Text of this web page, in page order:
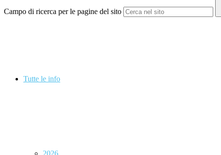
Campo di ricerca per le pagine del sito
Tutte le info